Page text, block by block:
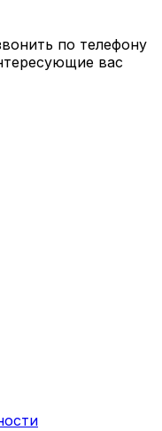
по телефону
вас